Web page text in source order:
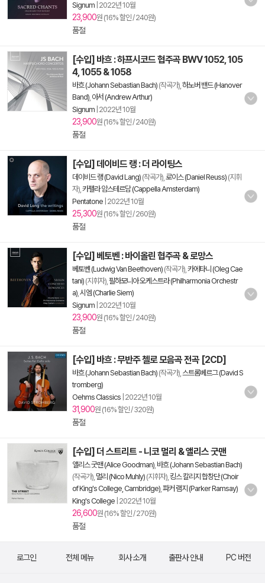
Signum 2022년 10월
23,900원 (16% 할인 / 240원)
품절
[수입] 바흐 : 하프시코드 협주곡 BWV 1052, 105
4, 1055 & 1058
바흐 (Johann Sebastian Bach) (작곡가), 하노버 밴드 (Hanover
Band) 아서 (Andrew Arthur)
Signum 2022년 10월
23,900원 (16% 할인 / 240원)
품절
[수입] 데이비드 랭 : 더 라이팅스
데이비드 랭 (David Lang) (작곡가), 로이스 (Daniel Reuss) (지휘
자), 카펠라 암스테르담 (Cappella Amsterdam)
Pentatone 2022년 10월
25,300원 (16% 할인 / 260원)
품절
[수입] 베토벤 : 바이올린 협주곡 & 로망스
베토벤 (Ludwig Van Beethoven) (작곡가), 카에타니 (Oleg Cae
tani) (지휘자), 필하모니아 오케스트라 (Philharmonia Orchestr
a) 시엠 (Charlie Siem)
Signum 2022년 10월
23,900원 (16% 할인 / 240원)
품절
[수입] 바흐 : 무반주 첼로 모음곡 전곡 [2CD]
바흐 (Johann Sebastian Bach) (작곡가), 스트롬베르그 (David S
tromberg)
Oehms Classics 2022년 10월
31,900원 (16% 할인 / 320원)
품절
[수입] 더 스트리트 - 니코 멀리 & 앨리스 굿맨
앨리스 굿맨 (Alice Goodman) 바흐 (Johann Sebastian Bach)
(작곡가), 멀리 (Nico Muhly) (지휘자), 킹스 칼리지 합창단 (Choir
of King's College, Cambridge) 파커 램지 (Parker Ramsay)
King's College 2022년 10월
26,600원 (16% 할인 / 270원)
품절
로그인 전체 메뉴 회사 소개 출판사 안내 PC 버전